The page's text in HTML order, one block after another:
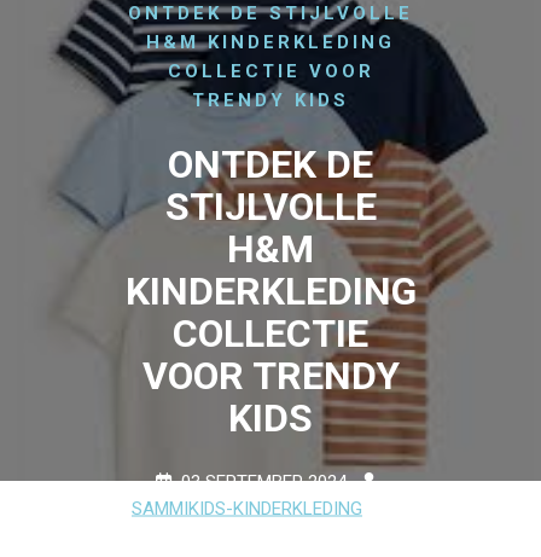
ONTDEK DE STIJLVOLLE
H&M KINDERKLEDING
COLLECTIE VOOR
TRENDY KIDS
ONTDEK DE
STIJLVOLLE
H&M
KINDERKLEDING
COLLECTIE
VOOR TRENDY
KIDS
03 SEPTEMBER 2024
SAMMIKIDS-KINDERKLEDING